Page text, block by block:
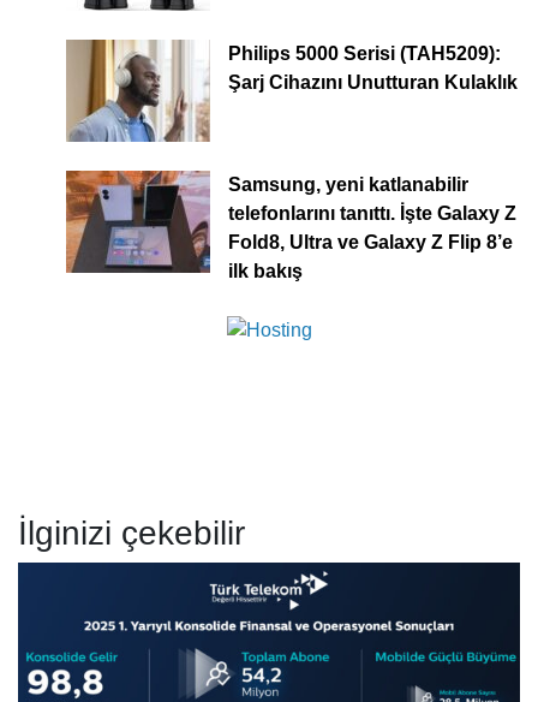
Philips 5000 Serisi (TAH5209):
Şarj Cihazını Unutturan Kulaklık
Samsung, yeni katlanabilir
telefonlarını tanıttı. İşte Galaxy Z
Fold8, Ultra ve Galaxy Z Flip 8’e
ilk bakış
İlginizi çekebilir